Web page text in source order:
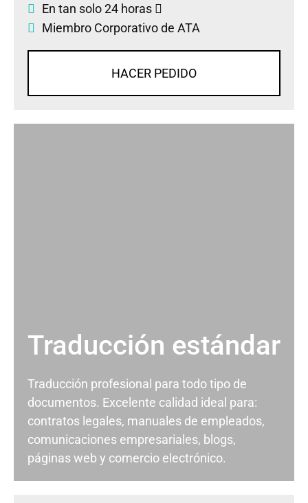
En tan solo 24 horas
Miembro Corporativo de ATA
HACER PEDIDO
Traducción estándar
Traducción profesional para todo tipo de
documentos. Excelente calidad ideal para:
contratos legales, manuales de empleados,
comunicaciones empresariales, blogs,
páginas web y comercio electrónico.